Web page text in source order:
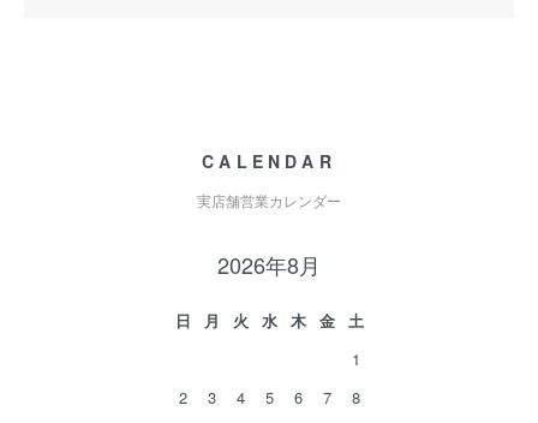
CALENDAR
実店舗営業カレンダー
2026年8月
日 月 火 水 木 金
土
1
2
3 4 5 6 7
8